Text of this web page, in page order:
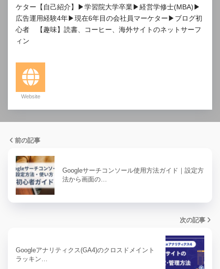
ケター【自己紹介】▶学習院大学卒業▶経営学修士(MBA)▶
広告運用経験4年▶現在6年目の会社員マーケター▶ブログ初
心者 【趣味】読書、コーヒー、海外サイトのネットサーフ
ィン
Website
前の記事
Googleサーチコンソール使用方法ガイド｜設定方
法から画面の…
次の記事
Googleアナリティクス(GA4)のクロスドメイント
ラッキン…